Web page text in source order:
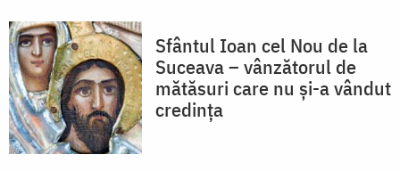
Sfântul Ioan cel Nou de la
Suceava – vânzătorul de
mătăsuri care nu și-a vândut
credința